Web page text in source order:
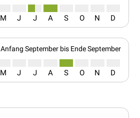
M J J A S O N D
Anfang September bis Ende September
M J J A S O N D